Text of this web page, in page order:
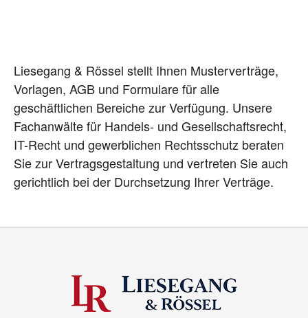
Liesegang & Rössel stellt Ihnen Musterverträge,
Vorlagen, AGB und Formulare für alle
geschäftlichen Bereiche zur Verfügung. Unsere
Fachanwälte für Handels- und Gesellschaftsrecht,
IT-Recht und gewerblichen Rechtsschutz beraten
Sie zur Vertragsgestaltung und vertreten Sie auch
gerichtlich bei der Durchsetzung Ihrer Verträge.